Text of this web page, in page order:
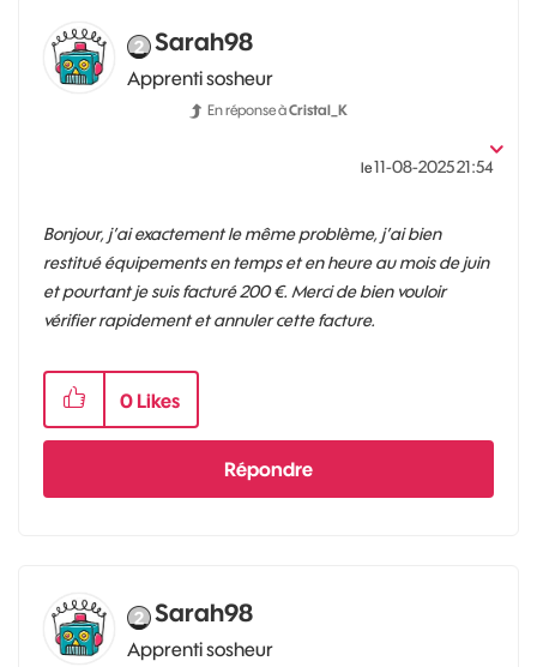
Sarah98
Apprenti sosheur
En réponse àCristal_K
le‎11-08-202521:54
Bonjour, j’ai exactement le même problème, j’ai bien
restitué équipements en temps et en heure au mois de juin
et pourtant je suis facturé 200 €. Merci de bien vouloir
vérifier rapidement et annuler cette facture.
0 Likes
Répondre
Sarah98
Apprenti sosheur